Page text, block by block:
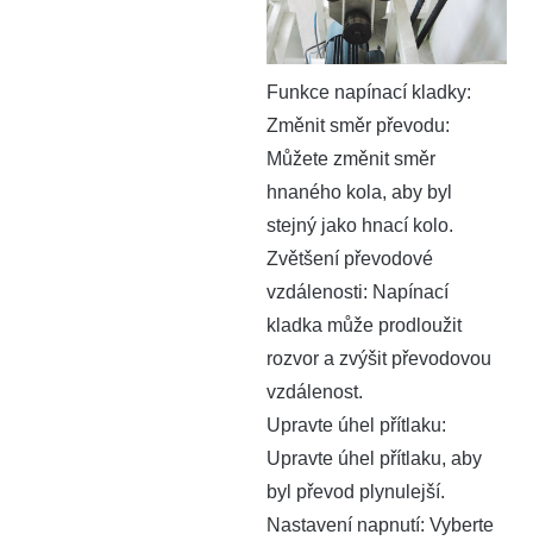
Funkce napínací kladky:
‌‌Změnit směr převodu‌:
Můžete změnit směr
hnaného kola, aby byl
stejný jako hnací kolo.‌
‌Zvětšení převodové
vzdálenosti‌: Napínací
kladka může prodloužit
rozvor a zvýšit převodovou
vzdálenost.‌
‌Upravte úhel přítlaku‌:
Upravte úhel přítlaku, aby
byl převod plynulejší.‌
Nastavení napnutí: Vyberte